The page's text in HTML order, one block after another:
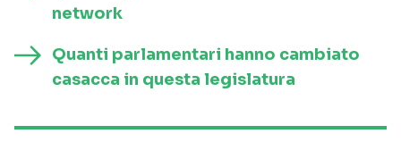
network
Quanti parlamentari hanno cambiato
casacca in questa legislatura